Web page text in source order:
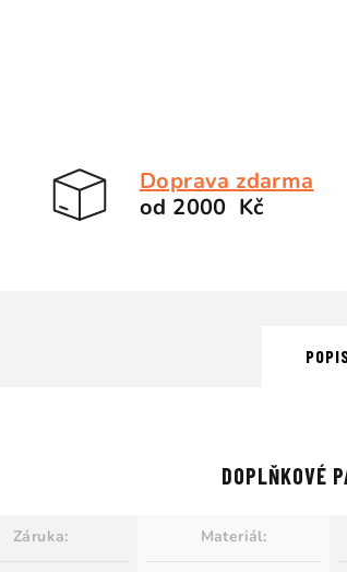
Doprava zdarma
od 2000 Kč
DOPLŇKOVÉ
Záruka: Materiál: